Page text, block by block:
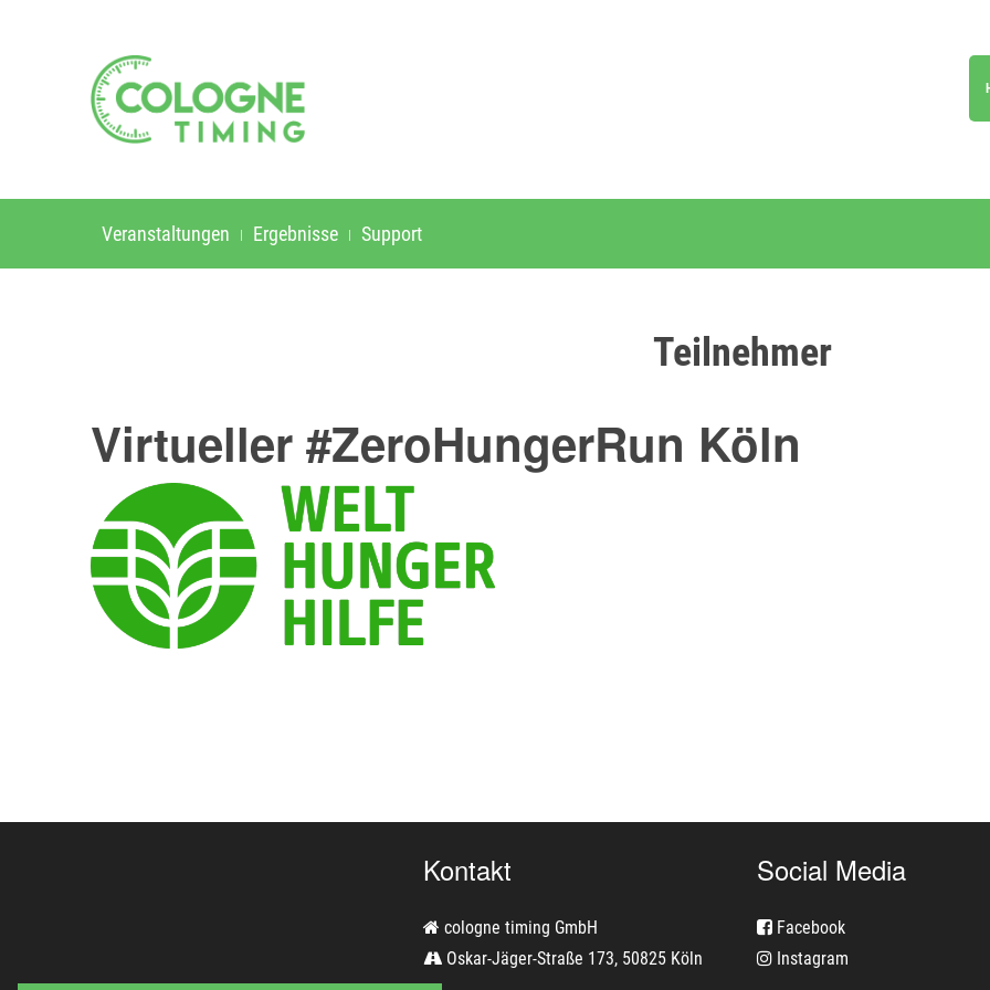
Veranstaltungen Ergebnisse Support
Teilnehmer
Virtueller #ZeroHungerRun Köln
Kontakt
cologne timing GmbH
Oskar-Jäger-Straße 173, 50825 Köln
Social Media
Facebook
Instagram